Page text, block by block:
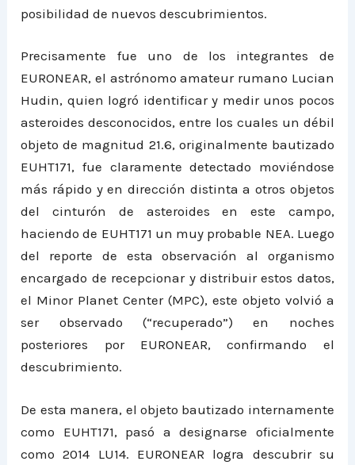
posibilidad de nuevos descubrimientos.
Precisamente fue uno de los integrantes de
EURONEAR, el astrónomo amateur rumano Lucian
Hudin, quien logró identificar y medir unos pocos
asteroides desconocidos, entre los cuales un débil
objeto de magnitud 21.6, originalmente bautizado
EUHT171, fue claramente detectado moviéndose
más rápido y en dirección distinta a otros objetos
del cinturón de asteroides en este campo,
haciendo de EUHT171 un muy probable NEA. Luego
del reporte de esta observación al organismo
encargado de recepcionar y distribuir estos datos,
el Minor Planet Center (MPC), este objeto volvió a
ser observado (“recuperado”) en noches
posteriores por EURONEAR, confirmando el
descubrimiento.
De esta manera, el objeto bautizado internamente
como EUHT171, pasó a designarse oficialmente
como 2014 LU14. EURONEAR logra descubrir su